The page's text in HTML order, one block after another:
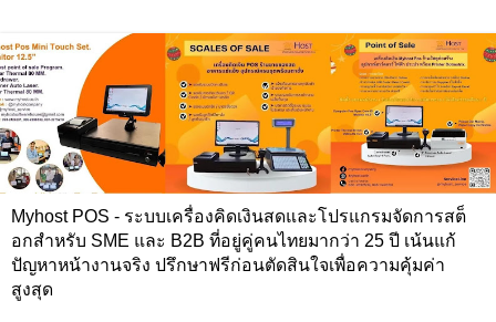
Myhost POS - ระบบเครื่องคิดเงินสดและโปรแกรมจัดการสต็
อกสำหรับ SME และ B2B ที่อยู่คู่คนไทยมากว่า 25 ปี เน้นแก้
ปัญหาหน้างานจริง ปรึกษาฟรีก่อนตัดสินใจเพื่อความคุ้มค่า
สูงสุด